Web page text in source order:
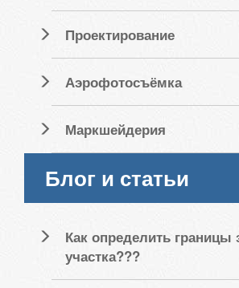
Проектирование
Аэрофотосъёмка
Маркшейдерия
Блог и статьи
Как определить границы
участка???